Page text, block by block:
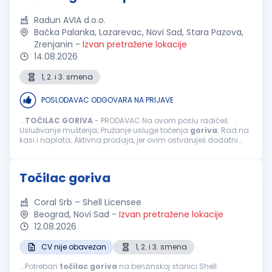
Radun AVIA d.o.o.
Bačka Palanka, Lazarevac, Novi Sad, Stara Pazova,
Zrenjanin - Izvan pretražene lokacije
14.08.2026
1, 2. i 3. smena
POSLODAVAC ODGOVARA NA PRIJAVE
...TOČILAC GORIVA- PRODAVAC Na ovom poslu radićeš:
Usluživanje mušterija; Pružanje usluge točenja goriva; Rad na
kasi i naplata; Aktivna prodaja, jer ovim ostvaruješ dodatni
Točilac goriva
Coral Srb – Shell Licensee
Beograd, Novi Sad - Izvan pretražene lokacije
12.08.2026
CV nije obavezan
1, 2. i 3. smena
...Potreban točilac goriva na benzinskoj stanici Shell.